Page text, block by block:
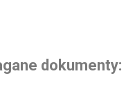
dokumenty: